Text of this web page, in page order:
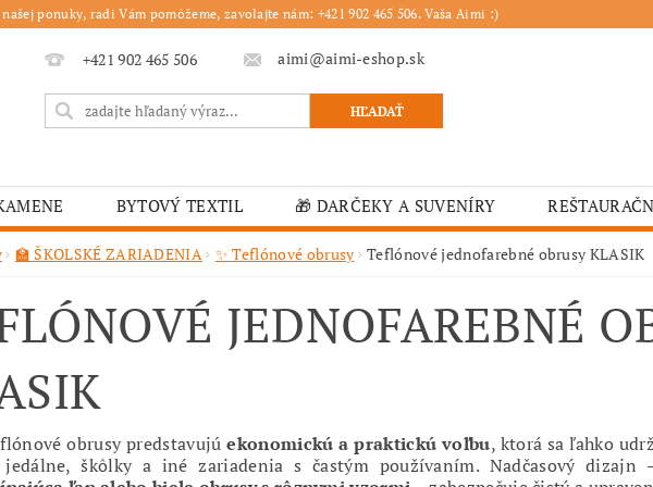
ponuky, radi Vám pomôžeme, zavolajte nám: +421 902 465 506. Vaša Aimi :)
+421 902 465 506 aimi@aimi-eshop.sk
BYTOVÝ TEXTIL 🎁 DARČEKY A SUVENÍRY
OBRUSY 🎄 VIANOČNÝ TOVAR 🏫 ŠKOLSKÉ ZARIADENIA
ZARIADENIA MOJA OBJEDNÁVKA
🏫 ŠKOLSKÉ ZARIADENIA ✨ Teflónové obrusy Teflónové jednofarebné obrusy KLASIK
JEDNOFAREBNÉ
obrusy predstavujúekonomickú a praktickú voľbu, ktorá sa ľahko
jedálne, škôlky a iné zariadenia s častým používaním. Nadčasový